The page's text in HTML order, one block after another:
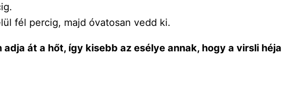
fél percig, majd óvatosan vedd ki.
át a hőt, így kisebb az esélye annak, hogy a virsli héja